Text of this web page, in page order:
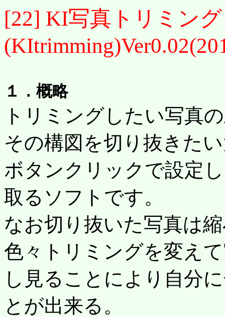
[22] KI写真トリミング
１．概略
トリミングしたい写真
その構図を切り抜きた
ボタンクリックで設定
取るソフトです。
なお切り抜いた写真は
色々トリミングを変え
し見ることにより自分
とが出来る。